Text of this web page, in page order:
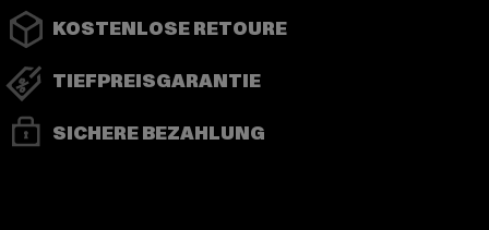
KOSTENLOSE RETOURE
TIEFPREISGARANTIE
SICHERE BEZAHLUNG